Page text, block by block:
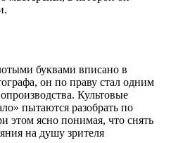
буквами вписано в
он по праву стал одним
Культовые
пытаются разобрать по
этом ясно понимая, что снять
на душу зрителя